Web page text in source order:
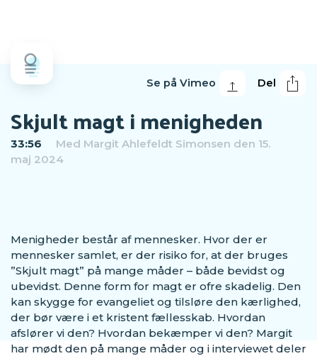
Del
Se på Vimeo
Skjult magt i menigheden
33:56 Med Margit Ahlefeldt Simonsen den 15.
maj 2024
Menigheder består af mennesker. Hvor der er
mennesker samlet, er der risiko for, at der bruges
”Skjult magt” på mange måder – både bevidst og
ubevidst. Denne form for magt er ofre skadelig. Den
kan skygge for evangeliet og tilsløre den kærlighed,
der bør være i et kristent fællesskab. Hvordan
afslører vi den? Hvordan bekæmper vi den? Margit
har mødt den på mange måder og i interviewet deler